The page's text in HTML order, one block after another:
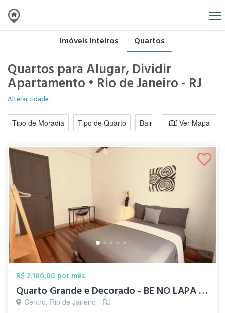
Imóveis Inteiros Quartos
Quartos para Alugar, Dividir
Apartamento • Rio de Janeiro - RJ
Alterar cidade
Tipo de Moradia Tipo de Quarto Bairro / RegiãoVer Mapa
R$ 2.100,00 por mês
Quarto Grande e Decorado - BE NO LAPA - ...
Centro, Rio de Janeiro - RJ